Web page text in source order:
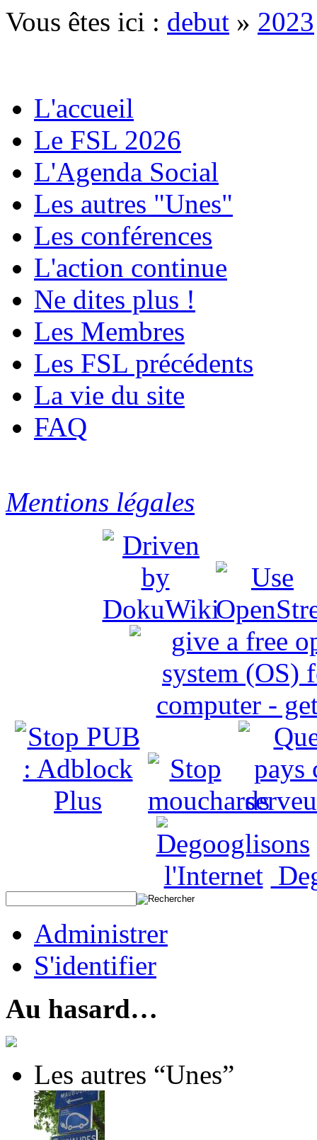
Vous êtes ici : debut » 2023
L'accueil
Le FSL 2026
L'Agenda Social
Les autres "Unes"
Les conférences
L'action continue
Ne dites plus !
Les Membres
Les FSL précédents
La vie du site
FAQ
Mentions légales
Administrer
S'identifier
Au hasard…
Les autres “Unes”